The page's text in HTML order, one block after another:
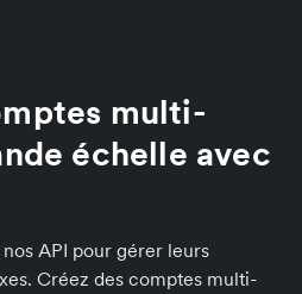
multi-
échelle avec
API pour gérer leurs
Créez des comptes multi-